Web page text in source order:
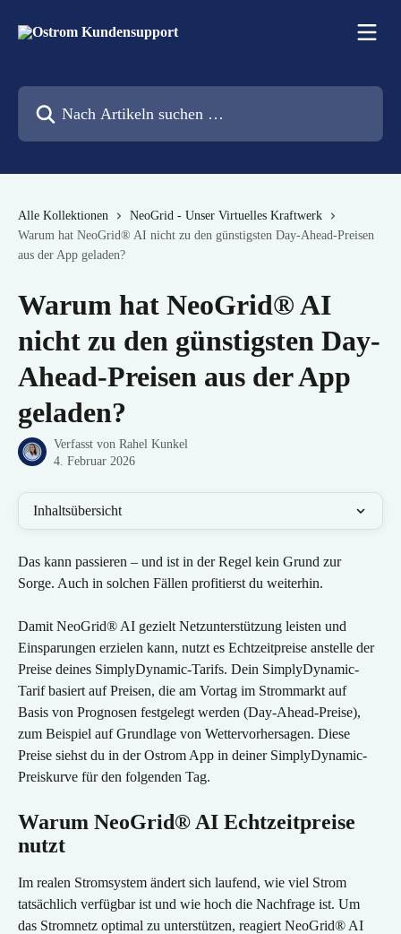
Alle Kollektionen
NeoGrid - Unser Virtuelles Kraftwerk
Warum hat NeoGrid® AI nicht zu den günstigsten Day-Ahead-Preisen
aus der App geladen?
Warum hat NeoGrid® AI
nicht zu den günstigsten Day-
Ahead-Preisen aus der App
geladen?
Verfasst von Rahel Kunkel
4. Februar 2026
Inhaltsübersicht
Das kann passieren – und ist in der Regel kein Grund zur
Sorge. Auch in solchen Fällen profitierst du weiterhin.
Damit NeoGrid® AI gezielt Netzunterstützung leisten und
Einsparungen erzielen kann, nutzt es Echtzeitpreise anstelle der
Preise deines SimplyDynamic-Tarifs. Dein SimplyDynamic-
Tarif basiert auf Preisen, die am Vortag im Strommarkt auf
Basis von Prognosen festgelegt werden (Day-Ahead-Preise),
zum Beispiel auf Grundlage von Wettervorhersagen. Diese
Preise siehst du in der Ostrom App in deiner SimplyDynamic-
Preiskurve für den folgenden Tag.
Warum NeoGrid® AI Echtzeitpreise
nutzt
Im realen Stromsystem ändert sich laufend, wie viel Strom
tatsächlich verfügbar ist und wie hoch die Nachfrage ist. Um
das Stromnetz optimal zu unterstützen, reagiert NeoGrid® AI